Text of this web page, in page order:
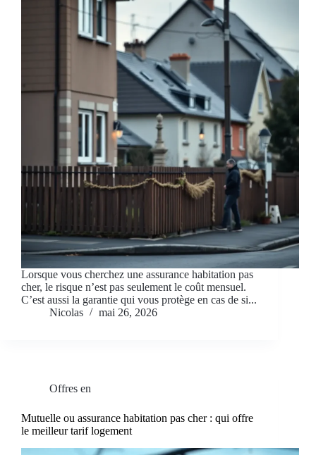
Lorsque vous cherchez une assurance habitation pas
cher, le risque n’est pas seulement le coût mensuel.
C’est aussi la garantie qui vous protège en cas de si...
Nicolas
mai 26, 2026
Offres en
Mutuelle ou assurance habitation pas cher : qui offre
le meilleur tarif logement